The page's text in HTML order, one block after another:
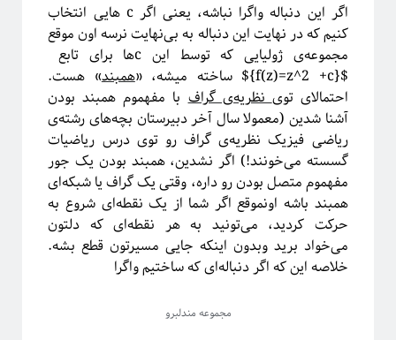
فیزیک خوش‌مزه یا آشپزی ملوکولی
در رویارویی با علم و مسئله ترویج آن
آیا باید دکتری بخونم؟!
تجربه شخصی در کارهای مربوط به تحلیل داده در بازار و نه دانشگاه!
کنکوری‌ها حواستان باشد جوگیر نشوید؛ در علم جایی برای جوگیرها نیست!
روایتگری در علم
اگر این دنباله واگرا نباشه، یعنی اگر c هایی انتخاب
کنیم که در نهایت این دنباله به بی‌نهایت نرسه اون موقع
مجموعه‌ی ژولیایی که توسط این cها برای تابع
${f(z)=z^2 +c}$ ساخته میشه، «
همبند» هست.
احتمالای توینظریه‌ی گرافبا مفهموم همبند بودن
آشنا شدین (معمولا سال آخر دبیرستان بچه‌های رشته‌ی
ریاضی فیزیک نظریه‌ی گراف رو توی درس ریاضیات
گسسته می‌خونند!) اگر نشدین، همبند بودن یک جور
مفهموم متصل بودن رو داره، وقتی یک گراف یا شبکه‌ای
همبند باشه اونموقع اگر شما از یک نقطه‌ای شروع به
حرکت کردید، می‌تونید به هر نقطه‌ای که دلتون
می‌خواد برید وبدون اینکه جایی مسیرتون قطع بشه.
خلاصه این که اگر دنباله‌ای که ساختیم واگرا
مجموعه مندلبرو